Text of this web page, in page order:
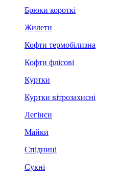
Брюки короткі
Жилети
Кофти термобілизна
Кофти флісові
Куртки
Куртки вітрозахисні
Легінси
Майки
Спідниці
Сукні